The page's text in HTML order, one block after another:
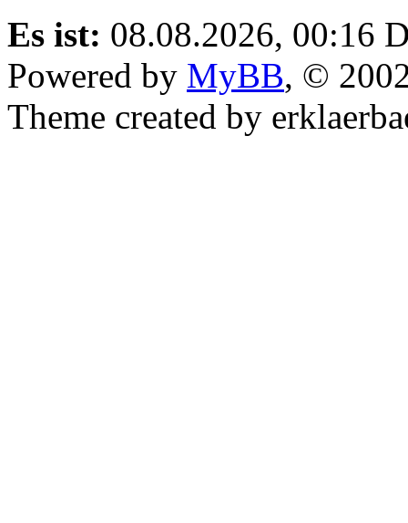
Es ist: 08.08.2026, 00:16
Powered by MyBB, ©
Theme created by